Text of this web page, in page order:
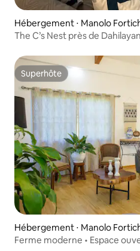
Hébergement ⋅ Manolo
The C’s Nest près de
Superhôte
Superhôte
Hébergement ⋅ Manolo
Ferme moderne • Espace